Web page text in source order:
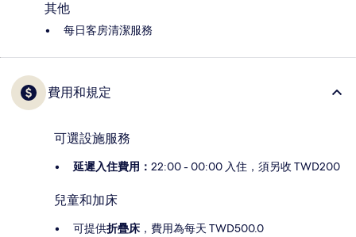
其他
每日客房清潔服務
費用和規定
可選設施服務
延遲入住費用： 22:00 - 00:00 入住，須另收 TWD200
兒童和加床
可提供折疊床 ，費用為每天 TWD500.0